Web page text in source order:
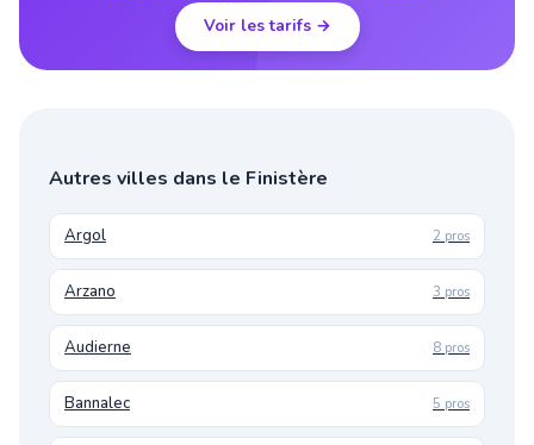
Voir les tarifs →
Autres villes dans le Finistère
Argol 2 pros
Arzano 3 pros
Audierne 8 pros
Bannalec 5 pros